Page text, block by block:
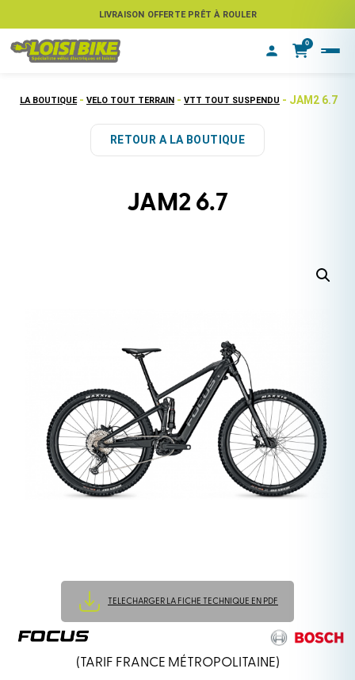
LIVRAISON OFFERTE PRÊT À ROULER
ASSUREZ VOTRE VÉLO CONTRE LE VOL
0
LA BOUTIQUE - VELO TOUT TERRAIN - VTT TOUT SUSPENDU - JAM2 6.7
RETOUR A LA BOUTIQUE
JAM2 6.7
TELECHARGER LA FICHE TECHNIQUE EN PDF
(TARIF FRANCE MÉTROPOLITAINE)